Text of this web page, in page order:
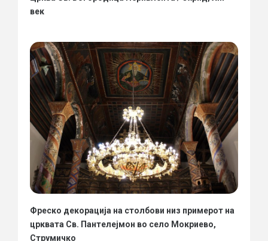
век
Фреско декорација на столбови низ примерот на
црквата Св. Пантелејмон во село Мокриево,
Струмичко